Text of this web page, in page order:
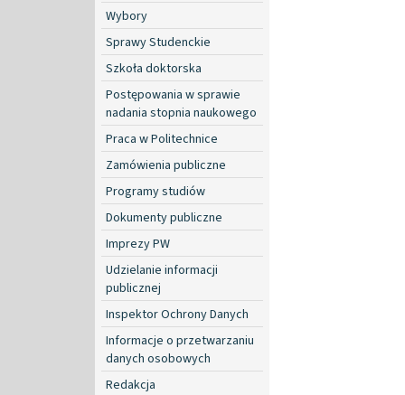
Wybory
Sprawy Studenckie
Szkoła doktorska
Postępowania w sprawie
nadania stopnia naukowego
Praca w Politechnice
Zamówienia publiczne
Programy studiów
Dokumenty publiczne
Imprezy PW
Udzielanie informacji
publicznej
Inspektor Ochrony Danych
Informacje o przetwarzaniu
danych osobowych
Redakcja